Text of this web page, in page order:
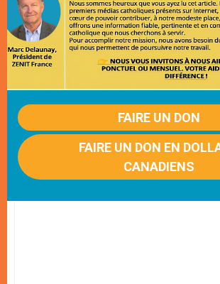
FAIRE UN DON
FAIRE UN DON EN
CANADIENS